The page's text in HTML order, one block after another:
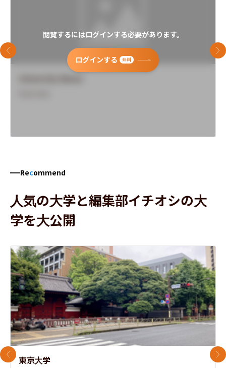
閲覧するにはログインする必要があります。
ログインする 無料
前のスライド 次
Recommend
人気の大学と編集部イチオシの大
学を大公開
東京大学
前のスライド 次